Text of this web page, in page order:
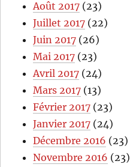
Août 2017 (23)
Juillet 2017 (22)
Juin 2017 (26)
Mai 2017 (23)
Avril 2017 (24)
Mars 2017 (13)
Février 2017 (23)
Janvier 2017 (24)
Décembre 2016 (23)
Novembre 2016 (23)